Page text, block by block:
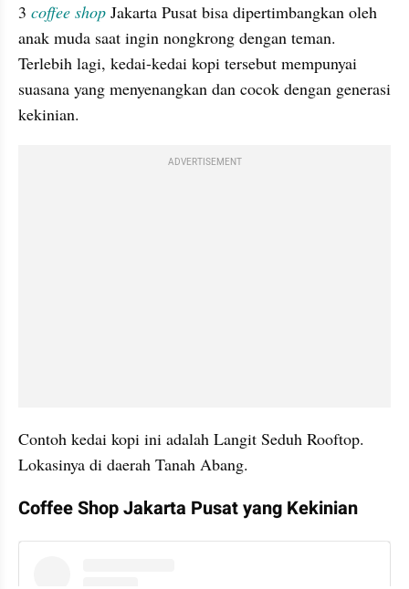
3 coffee shop Jakarta Pusat bisa dipertimbangkan oleh
anak muda saat ingin nongkrong dengan teman.
Terlebih lagi, kedai-kedai kopi tersebut mempunyai
suasana yang menyenangkan dan cocok dengan generasi
kekinian.
ADVERTISEMENT
Contoh kedai kopi ini adalah Langit Seduh Rooftop.
Lokasinya di daerah Tanah Abang.
Coffee Shop Jakarta Pusat yang Kekinian